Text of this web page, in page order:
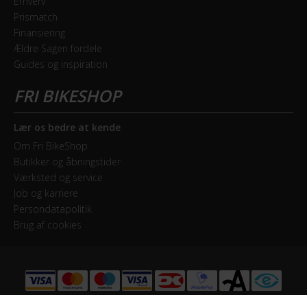
Udvendige gear
Kranksæt
Shimano
Samlet antal gear
8
Skiftegreb
Shimano
HJUL & DÆK
28 tommer
Prismatch
Finansiering
Ældre Sagen fordele
Guides og inspiration
Lær os bedre at kende
Om Fri BikeShop
Butikker og åbningstider
Værksted og service
Job og karriere
Persondatapolitik
Brug af cookies